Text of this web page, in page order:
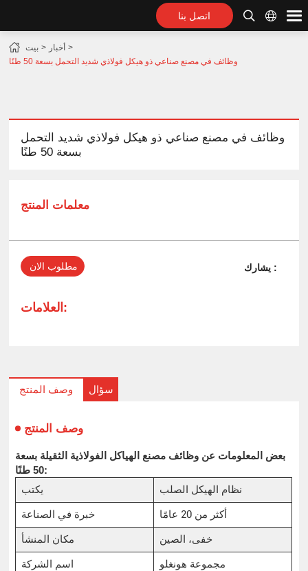
اتصل بنا
بيت
أخبار
وظائف في مصنع صناعي ذو هيكل فولاذي شديد التحمل بسعة 50 طنًا
وظائف في مصنع صناعي ذو هيكل فولاذي شديد التحمل
بسعة 50 طنًا
معلمات المنتج
مطلوب الان يشارك :
العلامات:
وصف المنتج سؤال
وصف المنتج
بعض المعلومات عن وظائف مصنع الهياكل الفولاذية الثقيلة بسعة
50 طنًا:
يكتب
نظام الهيكل الصلب
خبرة في الصناعة
أكثر من 20 عامًا
مكان المنشأ
خفى، الصين
اسم الشركة
مجموعة هونغلو